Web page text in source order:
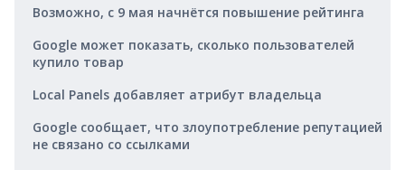
Возможно, с 9 мая начнётся повышение рейтинга
Google может показать, сколько пользователей
купило товар
Local Panels добавляет атрибут владельца
Google сообщает, что злоупотребление репутацией
не связано со ссылками